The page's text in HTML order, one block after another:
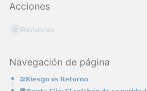
Acciones
Revisiones
Navegación de página
⚖️𝗥𝗶𝗲𝘀𝗴𝗼 𝘃𝘀 𝗥𝗲𝘁𝗼𝗿𝗻𝗼